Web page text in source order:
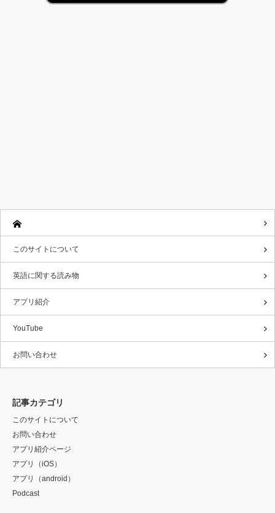
このサイトについて
英語に関する読み物
アプリ紹介
YouTube
お問い合わせ
記事カテゴリ
このサイトについて
お問い合わせ
アプリ紹介ページ
アプリ（iOS）
アプリ（android）
Podcast